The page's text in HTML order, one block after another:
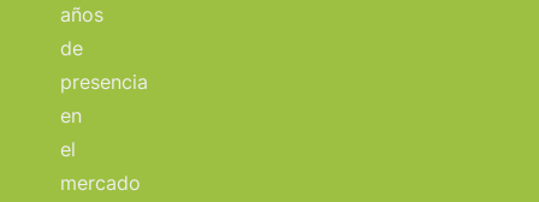
años
de
presencia
en
el
mercado